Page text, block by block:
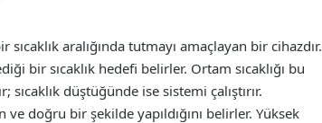
aralığında tutmayı amaçlayan bir cihazdır.
bir sıcaklık hedefi belirler. Ortam sıcaklığı bu
sıcaklık düştüğünde ise sistemi çalıştırır.
doğru bir şekilde yapıldığını belirler. Yüksek